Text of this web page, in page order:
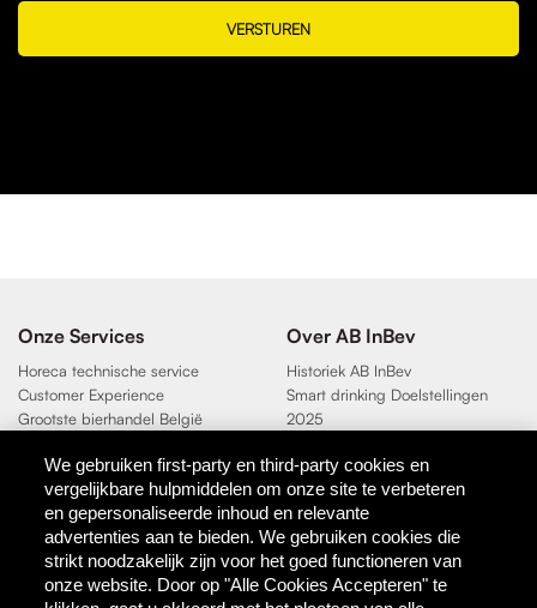
VERSTUREN
Onze Services
Horeca technische service
Customer Experience
Grootste bierhandel België
Over AB InBev
Historiek AB InBev
Smart drinking Doelstellingen
2025
Contact
AB InBev
Direct Contact
We gebruiken first-party en third-party cookies en
vergelijkbare hulpmiddelen om onze site te verbeteren
en gepersonaliseerde inhoud en relevante
advertenties aan te bieden. We gebruiken cookies die
strikt noodzakelijk zijn voor het goed functioneren van
onze website. Door op "Alle Cookies Accepteren" te